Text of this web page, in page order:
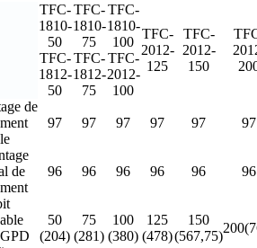
TFC-
1810-
50
TFC-
1810-
75
TFC-
1810-
100
TFC-
2012-
125
TFC-
2012-
150
TFC-
1812-
50
TFC-
1812-
75
TFC-
2012-
100
de
97 97 97 97 97 97
de
96 96 96 96 96 96
50
(204)
75
(281)
100
(380)
125
(478)
150
(567,75)